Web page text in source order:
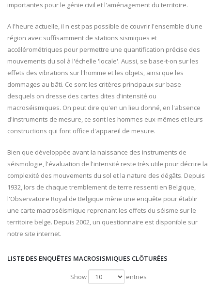
importantes pour le génie civil et l'aménagement du territoire.
A l'heure actuelle, il n'est pas possible de couvrir l'ensemble d'une
région avec suffisamment de stations sismiques et
accélérométriques pour permettre une quantification précise des
mouvements du sol à l'échelle 'locale'. Aussi, se base-t-on sur les
effets des vibrations sur l'homme et les objets, ainsi que les
dommages au bâti. Ce sont les critères principaux sur base
desquels on dresse des cartes dites d'intensité ou
macroséismiques. On peut dire qu'en un lieu donné, en l'absence
d'instruments de mesure, ce sont les hommes eux-mêmes et leurs
constructions qui font office d'appareil de mesure.
Bien que développée avant la naissance des instruments de
séismologie, l'évaluation de l'intensité reste très utile pour décrire la
complexité des mouvements du sol et la nature des dégâts. Depuis
1932, lors de chaque tremblement de terre ressenti en Belgique,
l'Observatoire Royal de Belgique mène une enquête pour établir
une carte macroséismique reprenant les effets du séisme sur le
territoire belge. Depuis 2002, un questionnaire est disponible sur
notre site internet.
LISTE DES ENQUÊTES MACROSISMIQUES CLÔTURÉES
Show
entries